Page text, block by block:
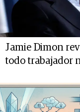
Jamie Dimon
todo trabajador